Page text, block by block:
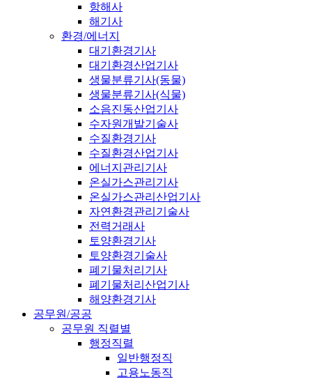
항해사
해기사
환경/에너지
대기환경기사
대기환경산업기사
생물분류기사(동물)
생물분류기사(식물)
소음진동산업기사
수자원개발기술사
수질환경기사
수질환경산업기사
에너지관리기사
온실가스관리기사
온실가스관리산업기사
자연환경관리기술사
전력거래사
토양환경기사
토양환경기술사
폐기물처리기사
폐기물처리산업기사
해양환경기사
공무원/공공
공무원 직렬별
행정직렬
일반행정직
고용노동직